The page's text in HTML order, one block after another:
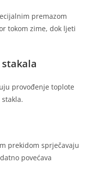
premazom
tokom zime, dok ljeti
provođenje toplote
prekidom sprječavaju
povećava